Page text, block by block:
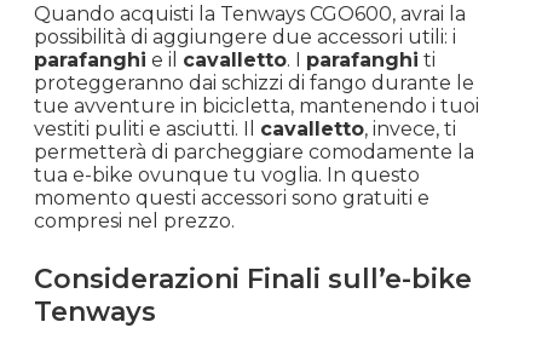
Quando acquisti la Tenways CGO600, avrai la
possibilità di aggiungere due accessori utili: i
parafanghi e il cavalletto. I parafanghi ti
proteggeranno dai schizzi di fango durante le
tue avventure in bicicletta, mantenendo i tuoi
vestiti puliti e asciutti. Il cavalletto, invece, ti
permetterà di parcheggiare comodamente la
tua e-bike ovunque tu voglia. In questo
momento questi accessori sono gratuiti e
compresi nel prezzo.
Considerazioni Finali sull’e-bike
Tenways